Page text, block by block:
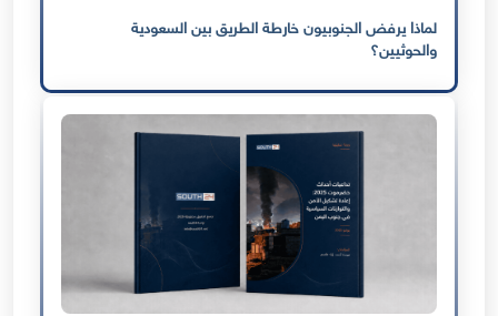
لماذا يرفض الجنوبيون خارطة الطريق بين السعودية
والحوثيين؟